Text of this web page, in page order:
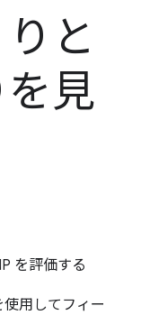
と
見
を評価する
用してフィー